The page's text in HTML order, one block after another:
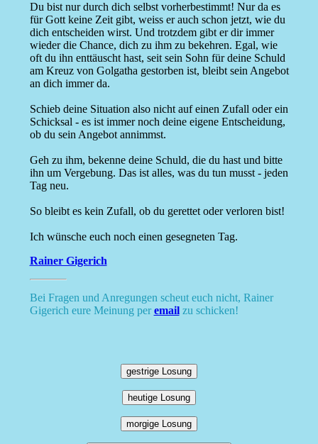
Du bist nur durch dich selbst vorherbestimmt! Nur da es
für Gott keine Zeit gibt, weiss er auch schon jetzt, wie du
dich entscheiden wirst. Und trotzdem gibt er dir immer
wieder die Chance, dich zu ihm zu bekehren. Egal, wie
oft du ihn enttäuscht hast, seit sein Sohn für deine Schuld
am Kreuz von Golgatha gestorben ist, bleibt sein Angebot
an dich immer da.
Schieb deine Situation also nicht auf einen Zufall oder ein
Schicksal - es ist immer noch deine eigene Entscheidung,
ob du sein Angebot annimmst.
Geh zu ihm, bekenne deine Schuld, die du hast und bitte
ihn um Vergebung. Das ist alles, was du tun musst - jeden
Tag neu.
So bleibt es kein Zufall, ob du gerettet oder verloren bist!
Ich wünsche euch noch einen gesegneten Tag.
Rainer Gigerich
Bei Fragen und Anregungen scheut euch nicht, Rainer
Gigerich eure Meinung peremailzu schicken!
gestrige Losung
heutige Losung
morgige Losung